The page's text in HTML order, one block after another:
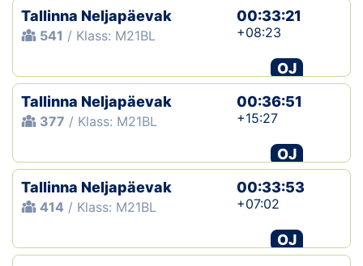
Tallinna Neljapäevak
541 / Klass: M21BL
00:33:21
+08:23
OJ
Tallinna Neljapäevak
377 / Klass: M21BL
00:36:51
+15:27
OJ
Tallinna Neljapäevak
414 / Klass: M21BL
00:33:53
+07:02
OJ